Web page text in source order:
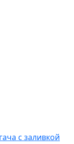
с заливкой